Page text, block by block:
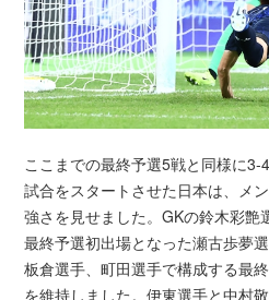
ここまでの最終予選5戦と同様に
試合をスタートさせた日本は、メ
強さを見せました。GKの鈴木彩艶
最終予選初出場となった瀬古歩夢
板倉選手、町田選手で構成する最
を維持しました。伊東選手と中村